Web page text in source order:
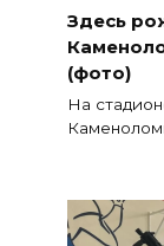
Здесь
(фото)
На